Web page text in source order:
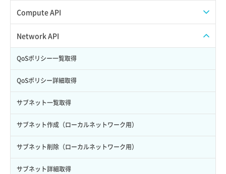
Credential削除
スナップショット作成
スナップショット削除
スナップショット復元
スナップショット詳細一覧取得
スナップショット詳細取得（アイテム指定）
バックアップリストア
バックアップ一覧取得
バックアップ詳細一覧取得
ISOイメージアップロード
ISOイメージ作成
イメージ一覧取得
イメージ保存使用量取得
イメージ保存容量取得
イメージ保存容量変更
イメージ削除
イメージ詳細取得
Compute API
ISOイメージ挿入/排出
SSHキーペア一覧取得
SSHキーペア作成
SSHキーペア削除
SSHキーペア詳細取得
アタッチ済みポート一覧取得
アタッチ済みポート詳細取得
Network API
QoSポリシー一覧取得
QoSポリシー詳細取得
サブネット一覧取得
サブネット作成（ローカルネットワーク用）
サブネット削除（ローカルネットワーク用）
サブネット詳細取得